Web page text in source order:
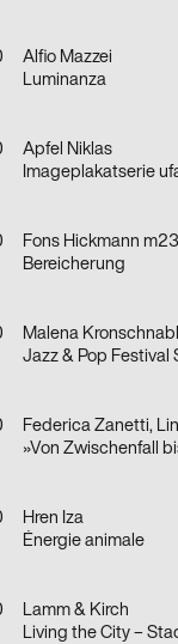
Alfio Mazzei
Luminanza
Apfel Niklas
Imageplakatserie
Fons Hickmann m23
Bereicherung
Malena Kronschnabl
Jazz & Pop Festival
Federica Zanetti,
Hren Iza
Énergie animale
Lamm & Kirch
Living the City –